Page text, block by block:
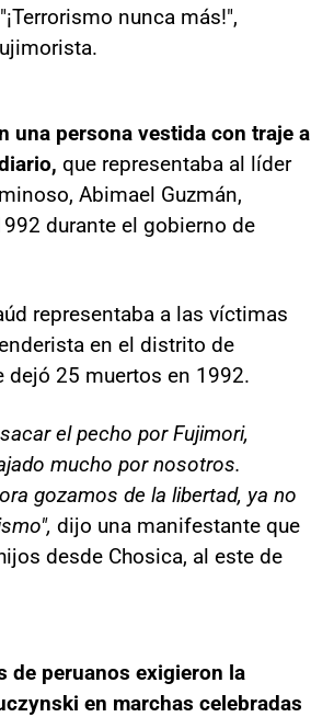
nunca más!",
una persona vestida con traje a
que representaba al líder
Abimael Guzmán,
durante el gobierno de
representaba a las víctimas
en el distrito de
dejó 25 muertos en 1992.
el pecho por Fujimori,
mucho por nosotros.
gozamos de la libertad, ya no
dijo una manifestante que
desde Chosica, al este de
de peruanos exigieron la
en marchas celebradas